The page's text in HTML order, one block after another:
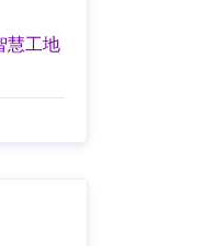
慧工地